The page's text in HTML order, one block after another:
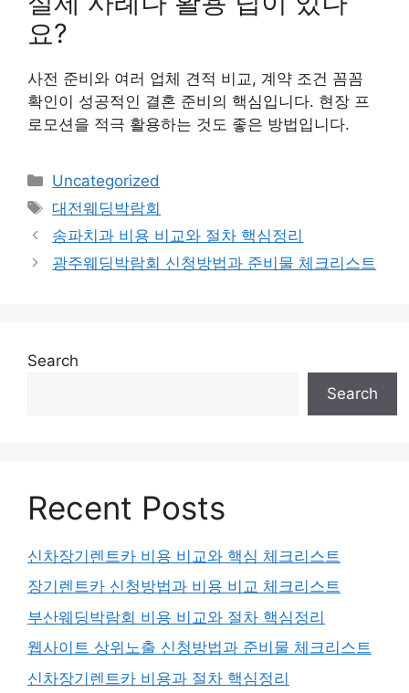
요?
사전 준비와 여러 업체 견적 비교, 계약 조건 꼼꼼
확인이 성공적인 결혼 준비의 핵심입니다. 현장 프
로모션을 적극 활용하는 것도 좋은 방법입니다.
Categories
Uncategorized
Tags
대전웨딩박람회
송파치과 비용 비교와 절차 핵심정리
광주웨딩박람회 신청방법과 준비물 체크리스트
Search
Search
Recent Posts
신차장기렌트카 비용 비교와 핵심 체크리스트
장기렌트카 신청방법과 비용 비교 체크리스트
부산웨딩박람회 비용 비교와 절차 핵심정리
웹사이트 상위노출 신청방법과 준비물 체크리스트
신차장기렌트카 비용과 절차 핵심정리